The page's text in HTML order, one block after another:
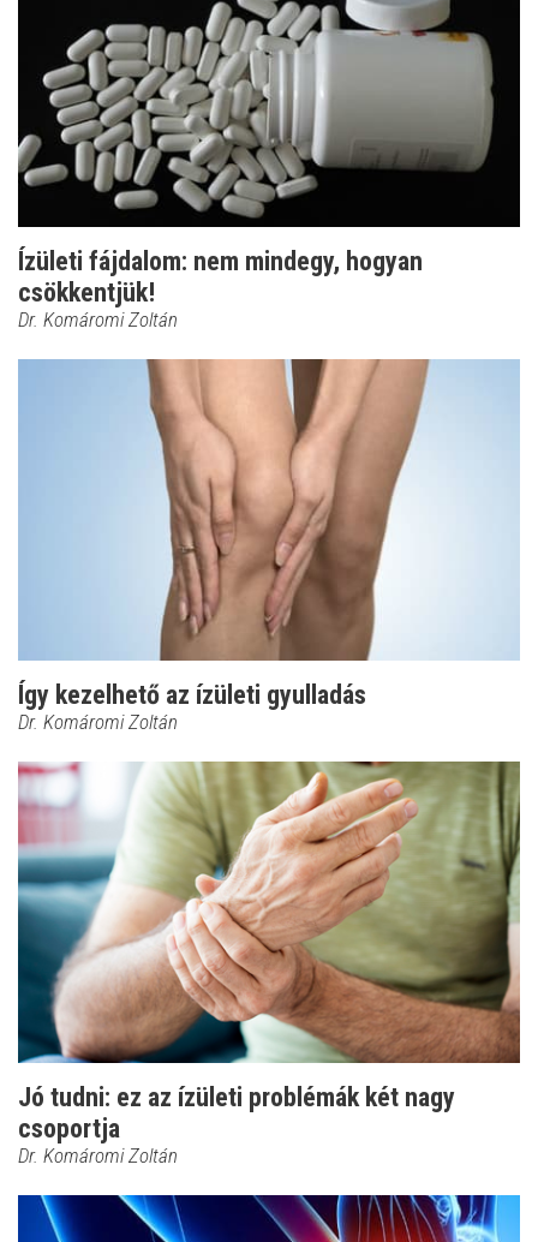
Ízületi fájdalom: nem mindegy, hogyan
csökkentjük!
Dr. Komáromi Zoltán
Így kezelhető az ízületi gyulladás
Dr. Komáromi Zoltán
Jó tudni: ez az ízületi problémák két nagy
csoportja
Dr. Komáromi Zoltán